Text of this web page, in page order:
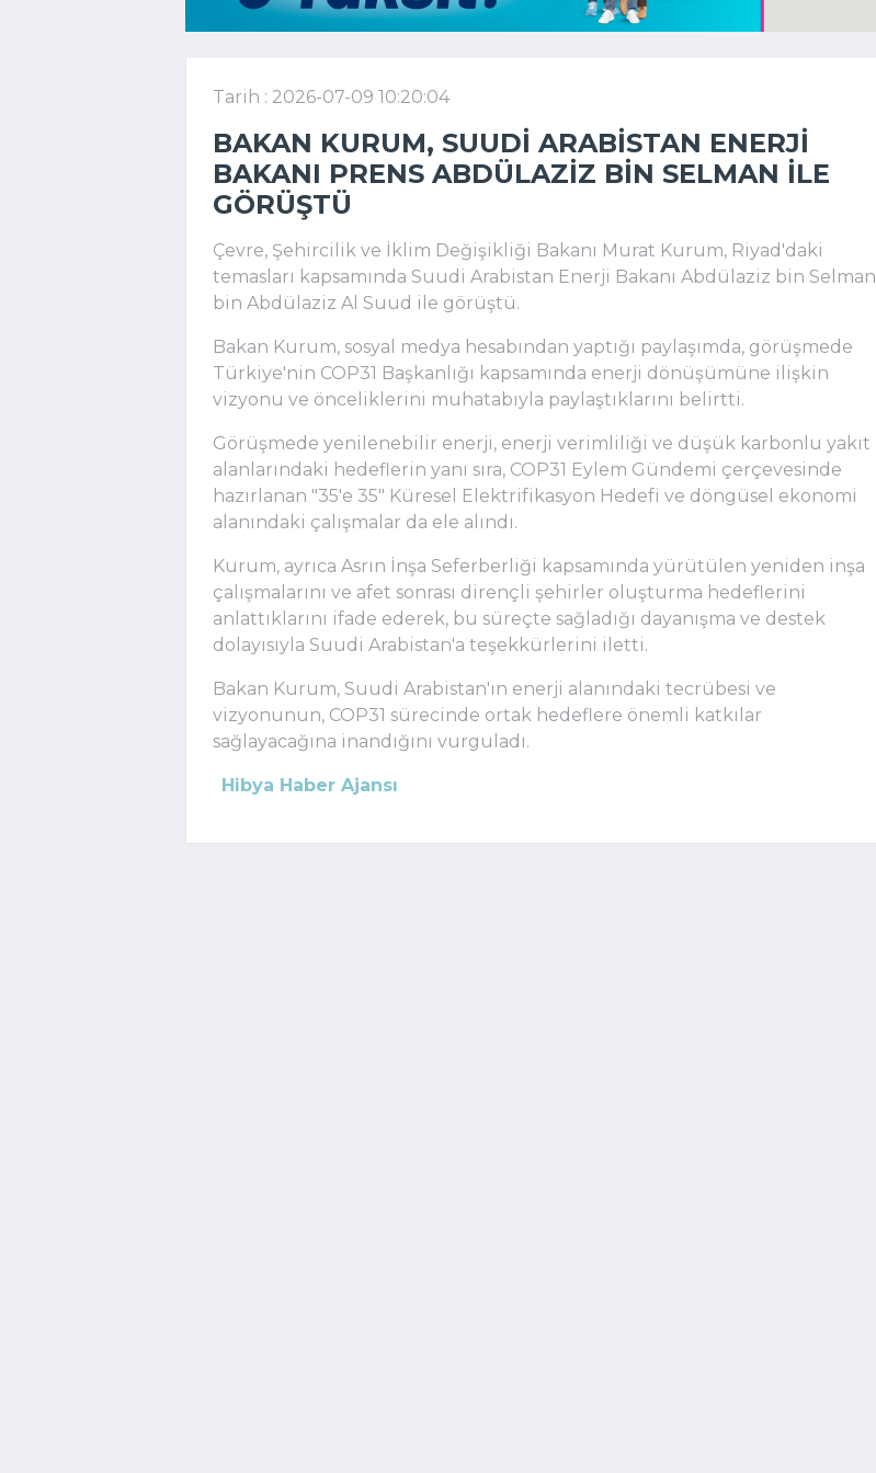
Tarih : 2026-07-09 10:20:04
BAKAN KURUM, SUUDI ARABISTAN ENERJI
BAKANI PRENS ABDÜLAZIZ BIN SELMAN ILE
GÖRÜŞTÜ
Çevre, Şehircilik ve İklim Değişikliği Bakanı Murat Kurum, Riyad'daki
temasları kapsamında Suudi Arabistan Enerji Bakanı Abdülaziz bin Selman
bin Abdülaziz Al Suud ile görüştü.
Bakan Kurum, sosyal medya hesabından yaptığı paylaşımda, görüşmede
Türkiye'nin COP31 Başkanlığı kapsamında enerji dönüşümüne ilişkin
vizyonu ve önceliklerini muhatabıyla paylaştıklarını belirtti.
Görüşmede yenilenebilir enerji, enerji verimliliği ve düşük karbonlu yakıt
alanlarındaki hedeflerin yanı sıra, COP31 Eylem Gündemi çerçevesinde
hazırlanan "35'e 35" Küresel Elektrifikasyon Hedefi ve döngüsel ekonomi
alanındaki çalışmalar da ele alındı.
Kurum, ayrıca Asrın İnşa Seferberliği kapsamında yürütülen yeniden inşa
çalışmalarını ve afet sonrası dirençli şehirler oluşturma hedeflerini
anlattıklarını ifade ederek, bu süreçte sağladığı dayanışma ve destek
dolayısıyla Suudi Arabistan'a teşekkürlerini iletti.
Bakan Kurum, Suudi Arabistan'ın enerji alanındaki tecrübesi ve
vizyonunun, COP31 sürecinde ortak hedeflere önemli katkılar
sağlayacağına inandığını vurguladı.
Hibya Haber Ajansı